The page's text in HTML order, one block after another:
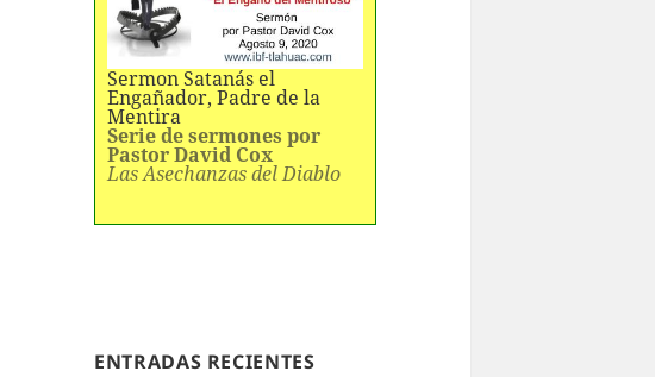
Sermon Satanás el
Engañador, Padre de la
Mentira
Serie de sermones por
Pastor David Cox
Las Asechanzas del Diablo
ENTRADAS RECIENTES